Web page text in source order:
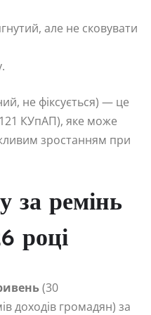
але не сковувати
не фіксується) — це
КУпАП), яке може
зростанням при
за ремінь
році
(30
доходів громадян) за